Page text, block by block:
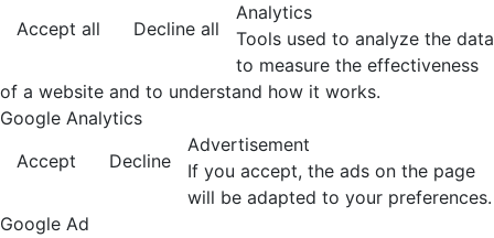
Accept all
Decline all
Analytics
Tools used to analyze the data
to measure the effectiveness
of a website and to understand how it works.
Google Analytics
Accept
Decline
Advertisement
If you accept, the ads on the page
will be adapted to your preferences.
Google Ad